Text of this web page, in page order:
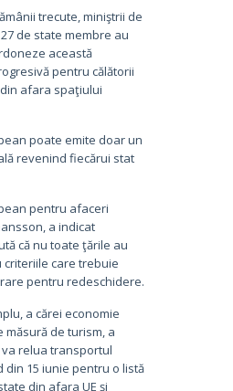
trecute, miniştrii de
de state membre au
această
pentru călătorii
afara spaţiului
poate emite doar un
revenind fiecărui stat
pentru afaceri
a indicat
că nu toate ţările au
criteriile care trebuie
pentru redeschidere.
a cărei economie
măsură de turism, a
relua transportul
din 15 iunie pentru o listă
din afara UE şi